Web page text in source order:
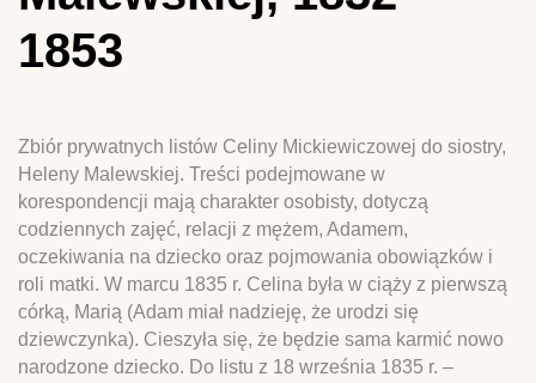
1853
Zbiór prywatnych listów Celiny Mickiewiczowej do siostry,
Heleny Malewskiej. Treści podejmowane w
korespondencji mają charakter osobisty, dotyczą
codziennych zajęć, relacji z mężem, Adamem,
oczekiwania na dziecko oraz pojmowania obowiązków i
roli matki. W marcu 1835 r. Celina była w ciąży z pierwszą
córką, Marią (Adam miał nadzieję, że urodzi się
dziewczynka). Cieszyła się, że będzie sama karmić nowo
narodzone dziecko. Do listu z 18 września 1835 r. –